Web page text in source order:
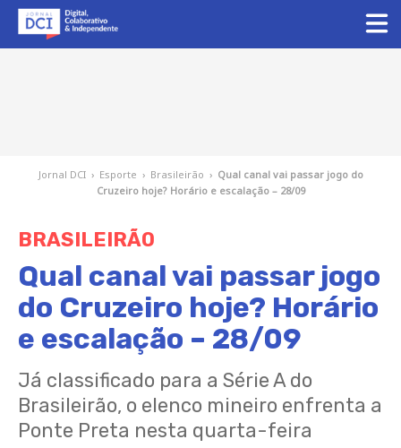
Jornal DCI › Esporte › Brasileirão › Qual canal vai passar jogo do
Cruzeiro hoje? Horário e escalação – 28/09
BRASILEIRÃO
Qual canal vai passar jogo
do Cruzeiro hoje? Horário
e escalação – 28/09
Já classificado para a Série A do
Brasileirão, o elenco mineiro enfrenta a
Ponte Preta nesta quarta-feira